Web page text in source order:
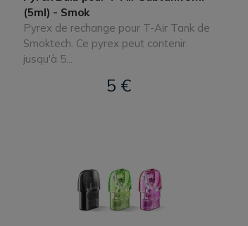
(5ml) - Smok
Pyrex de rechange pour T-Air Tank de
Smoktech. Ce pyrex peut contenir
jusqu'à 5...
5 €